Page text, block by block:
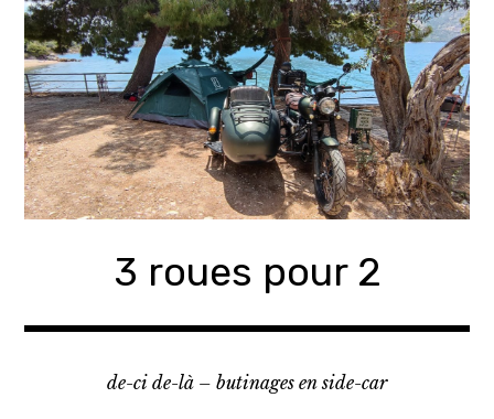
Accéder
contenu
principal
3 roues pour 2
de-ci de-là – butinages en side-car